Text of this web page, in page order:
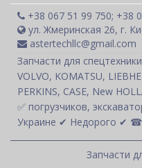
+38 067 51 99 750; +38
ул. Жмеринская 26, г.
astertechllc@gmail.com
Запчасти для
VOLVO, KOMATSU,
PERKINS, CASE, New
✅ погрузчиков,
Украине ✔ Недорого ✔ ☎
Запчасти